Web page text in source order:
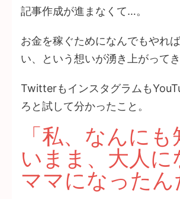
記事作成が進まなくて…。
お金を稼ぐためになんでもやれ
い、という想いが湧き上がってき
Twitterもインスタグラムも
ろと試して分かったこと。
「私、なんに
いまま、大人に
ママになったん